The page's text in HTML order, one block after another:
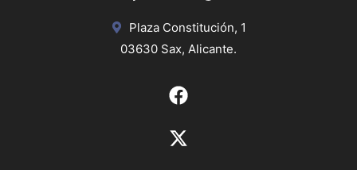
Plaza Constitución, 1
03630 Sax, Alicante.